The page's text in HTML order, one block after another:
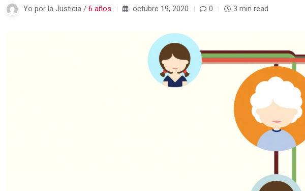
Yo por la Justicia / 6 años octubre 19, 2020 0 3 min read